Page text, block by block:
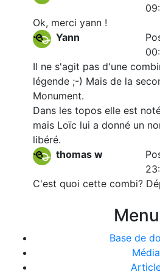
Ok, merci yann !
Yann
Il ne s'agit pas d'une
légende ;-) Mais de la
Monument.
Dans les topos elle est
mais Loïc lui a donné un
libéré.
thomas w
C'est quoi cette combi?
Menu
Base de